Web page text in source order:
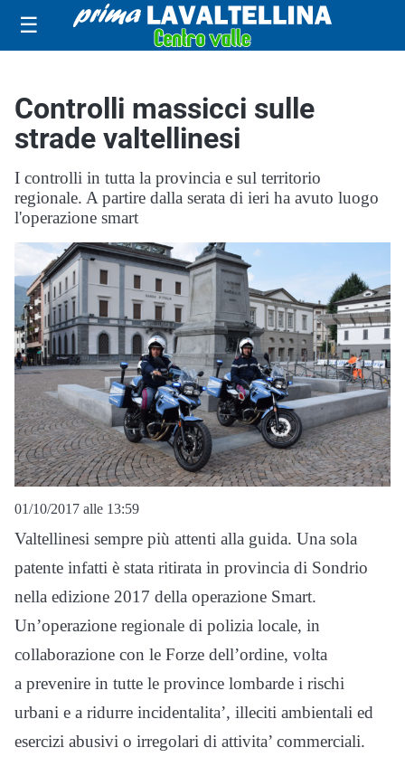
☰
Controlli massicci sulle
strade valtellinesi
I controlli in tutta la provincia e sul territorio
regionale. A partire dalla serata di ieri ha avuto luogo
l'operazione smart
01/10/2017 alle 13:59
Valtellinesi sempre più attenti alla guida. Una sola
patente infatti è stata ritirata in provincia di Sondrio
nella edizione 2017 della operazione Smart.
Un’operazione regionale di polizia locale, in
collaborazione con le Forze dell’ordine, volta
a prevenire in tutte le province lombarde i rischi
urbani e a ridurre incidentalita’, illeciti ambientali ed
esercizi abusivi o irregolari di attivita’ commerciali.